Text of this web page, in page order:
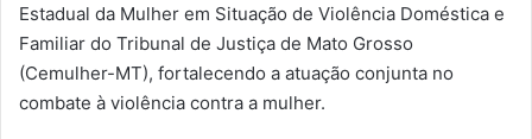
Estadual da Mulher em Situação de Violência Doméstica e
Familiar do Tribunal de Justiça de Mato Grosso
(Cemulher-MT), fortalecendo a atuação conjunta no
combate à violência contra a mulher.